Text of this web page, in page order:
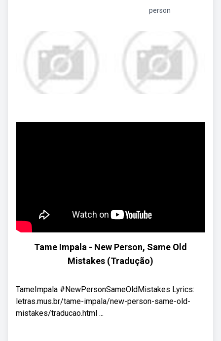
person
Tame Impala - New Person, Same Old
Mistakes (Tradução)
TameImpala #NewPersonSameOldMistakes Lyrics:
letras.mus.br/tame-impala/new-person-same-old-
mistakes/traducao.html ...